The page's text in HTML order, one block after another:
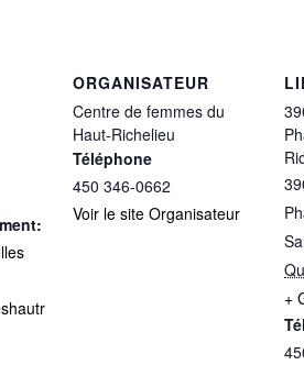
ORGANISATEUR
Centre de femmes du
Haut-Richelieu
Téléphone
450 346-0662
Voir le site Organisateur
+